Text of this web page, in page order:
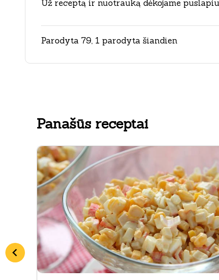
Už receptą ir nuotrauką dėkojame
Parodyta 79, 1 parodyta šiandien
Panašūs receptai